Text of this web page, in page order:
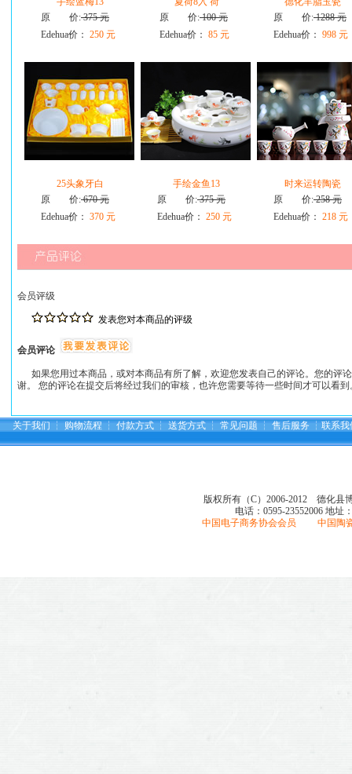
原 价:375 元
Edehua价： 250 元
原 价:100 元
Edehua价： 85 元
原 价:1288 元
Edehua价： 998 元
25头象牙白
原 价:670 元
Edehua价： 370 元
手绘金鱼13
原 价:375 元
Edehua价： 250 元
时来运转陶瓷
原 价:258 元
Edehua价： 218 元
会员评级
发表您对本商品的评级
会员评论
如果您用过本商品，或对本商品有所了解，欢迎您发表自己的评论。您的评
谢。 您的评论在提交后将经过我们的审核，也许您需要等待一些时间才可以看
关于我们 ┆ 购物流程 ┆ 付款方式 ┆ 送货方式 ┆ 常见问题 ┆ 售后服务 ┆ 联系我
版权所有（C）2006-2012 德化县
电话：0595-23552006 地址
中国电子商务协会会员 中国陶